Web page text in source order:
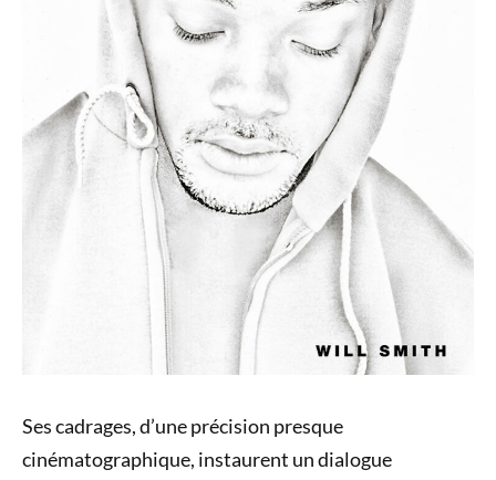
Ses cadrages, d’une précision presque
cinématographique, instaurent un dialogue